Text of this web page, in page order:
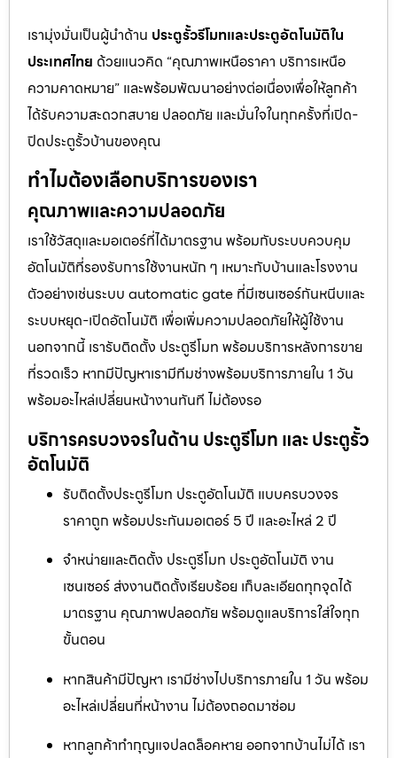
เรามุ่งมั่นเป็นผู้นำด้าน ประตูรั้วรีโมทและประตูอัตโนมัติใน
ประเทศไทย ด้วยแนวคิด “คุณภาพเหนือราคา บริการเหนือ
ความคาดหมาย” และพร้อมพัฒนาอย่างต่อเนื่องเพื่อให้ลูกค้า
ได้รับความสะดวกสบาย ปลอดภัย และมั่นใจในทุกครั้งที่เปิด-
ปิดประตูรั้วบ้านของคุณ
ทำไมต้องเลือกบริการของเรา
คุณภาพและความปลอดภัย
เราใช้วัสดุและมอเตอร์ที่ได้มาตรฐาน พร้อมกับระบบควบคุม
อัตโนมัติที่รองรับการใช้งานหนัก ๆ เหมาะกับบ้านและโรงงาน
ตัวอย่างเช่นระบบ automatic gate ที่มีเซนเซอร์กันหนีบและ
ระบบหยุด-เปิดอัตโนมัติ เพื่อเพิ่มความปลอดภัยให้ผู้ใช้งาน
นอกจากนี้ เรารับติดตั้ง ประตูรีโมท พร้อมบริการหลังการขาย
ที่รวดเร็ว หากมีปัญหาเรามีทีมช่างพร้อมบริการภายใน 1 วัน
พร้อมอะไหล่เปลี่ยนหน้างานทันที ไม่ต้องรอ
บริการครบวงจรในด้าน ประตูรีโมท และ ประตูรั้ว
อัตโนมัติ
รับติดตั้งประตูรีโมท ประตูอัตโนมัติ แบบครบวงจร
ราคาถูก พร้อมประกันมอเตอร์ 5 ปี และอะไหล่ 2 ปี
จำหน่ายและติดตั้ง ประตูรีโมท ประตูอัตโนมัติ งาน
เซนเซอร์ ส่งงานติดตั้งเรียบร้อย เก็บละเอียดทุกจุดได้
มาตรฐาน คุณภาพปลอดภัย พร้อมดูแลบริการใส่ใจทุก
ขั้นตอน
หากสินค้ามีปัญหา เรามีช่างไปบริการภายใน 1 วัน พร้อม
อะไหล่เปลี่ยนที่หน้างาน ไม่ต้องถอดมาซ่อม
หากลูกค้าทำกุญแจปลดล็อคหาย ออกจากบ้านไม่ได้ เรา